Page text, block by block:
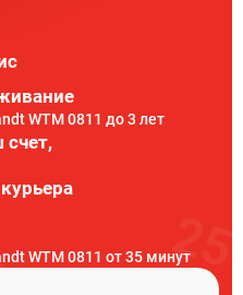
WTM 0811 до 3 лет
счет,
WTM 0811 от 35 минут